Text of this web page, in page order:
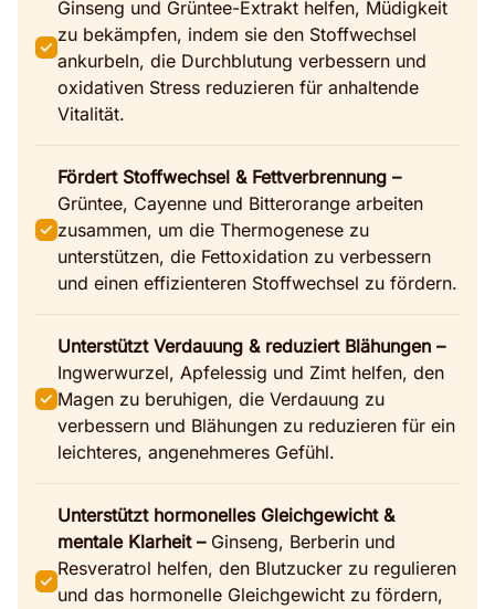
Ginseng und Grüntee-Extrakt helfen, Müdigkeit
zu bekämpfen, indem sie den Stoffwechsel
ankurbeln, die Durchblutung verbessern und
oxidativen Stress reduzieren für anhaltende
Vitalität.
Fördert Stoffwechsel & Fettverbrennung –
Grüntee, Cayenne und Bitterorange arbeiten
zusammen, um die Thermogenese zu
unterstützen, die Fettoxidation zu verbessern
und einen effizienteren Stoffwechsel zu fördern.
Unterstützt Verdauung & reduziert Blähungen –
Ingwerwurzel, Apfelessig und Zimt helfen, den
Magen zu beruhigen, die Verdauung zu
verbessern und Blähungen zu reduzieren für ein
leichteres, angenehmeres Gefühl.
Unterstützt hormonelles Gleichgewicht &
mentale Klarheit –Ginseng, Berberin und
Resveratrol helfen, den Blutzucker zu regulieren
und das hormonelle Gleichgewicht zu fördern,